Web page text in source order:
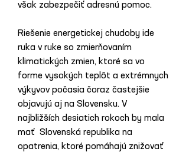
však zabezpečiť adresnú pomoc.
Riešenie energetickej chudoby ide
ruka v ruke so zmierňovaním
klimatických zmien, ktoré sa vo
forme vysokých teplôt a extrémnych
výkyvov počasia čoraz častejšie
objavujú aj na Slovensku. V
najbližších desiatich rokoch by mala
mať  Slovenská republika na
opatrenia, ktoré pomáhajú znižovať